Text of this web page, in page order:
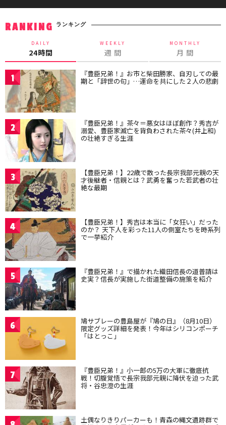
RANKING ランキング
DAILY
24時間
WEEKLY
週 間
MONTHLY
月 間
1 『豊臣兄弟！』お市と柴田勝家、自刃しての最
期と「辞世の句」…運命を共にした２人の悲劇
2 『豊臣兄弟！』茶々＝悪女はほぼ創作？秀吉が
溺愛、豊臣家滅亡を背負わされた茶々(井上和)
の壮絶すぎる生涯
3 【豊臣兄弟！】22歳で散った長宗我部元親の天
才後継者・信親とは？武勇を奮った若武者の壮
絶な最期
4 【豊臣兄弟！】秀吉は本当に「女狂い」だった
のか？ 天下人を彩った11人の側室たちを時系列
で一挙紹介
5 『豊臣兄弟！』で描かれた織田信長の道普請は
史実？信長が実施した街道整備の施策を紹介
6 鳩サブレーの豊島屋が『鳩の日』（8月10日）
限定グッズ詳細を発表！今年はシリコンポーチ
「はとっこ」
7 『豊臣兄弟！』小一郎の5万の大軍に徹底抗
戦！切腹覚悟で長宗我部元親に降伏を迫った武
将・谷忠澄の生涯
土偶なりきりパーカーも！青森の縄文遺跡群で